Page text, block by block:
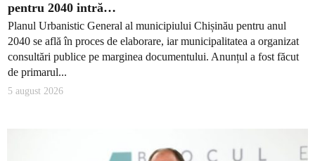
pentru 2040 intră…
Planul Urbanistic General al municipiului Chișinău pentru anul
2040 se află în proces de elaborare, iar municipalitatea a organizat
consultări publice pe marginea documentului. Anunțul a fost făcut
de primarul...
5 august 2026